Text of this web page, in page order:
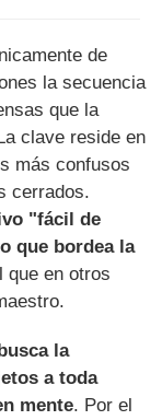
de
la secuencia
que la
clave reside en
más confusos
cerrados.
"fácil de
que bordea la
que en otros
la
a toda
mente. Por el